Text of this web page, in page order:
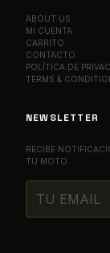
ABOUT US
MI CUENTA
CARRITO
CONTACTO
POLÍTICA DE
TERMS &
NEWSLETTER
RECIBE
TU MOTO.